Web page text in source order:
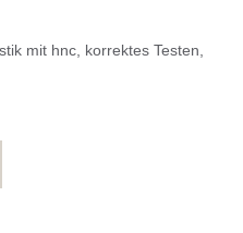
mit hnc, korrektes Testen,